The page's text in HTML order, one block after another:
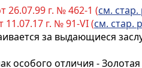
26.07.99 г. № 462-1 (см. стар.
11.07.17 г. № 91-VI (см. стар.
за выдающиеся
особого отличия -